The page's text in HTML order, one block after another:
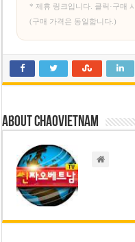
* 제휴 링크입니다. 클릭·구매
(구매 가격은 동일합니다.)
About chaovietnam